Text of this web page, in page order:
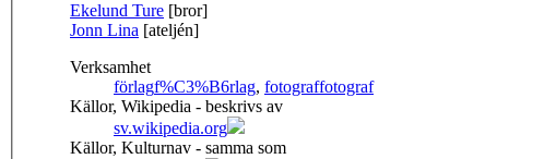
Ekelund Ture [bror]
Jonn Lina [ateljén]
Verksamhet
förlagf%C3%B6rlag, fotograffotograf
Källor, Wikipedia - beskrivs av
sv.wikipedia.org
Källor, Kulturnav - samma som